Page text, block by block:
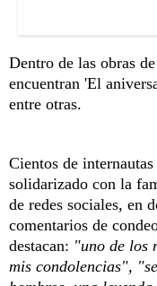
Dentro de las obras
encuentran 'El
entre otras.
Cientos de
solidarizado con la
de redes sociales, en
comentarios de
destacan: "uno de los
mis condolencias",